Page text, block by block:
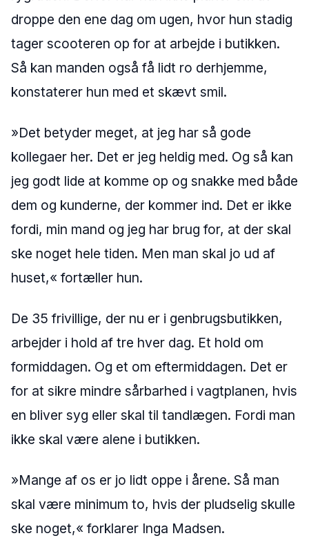
droppe den ene dag om ugen, hvor hun stadig
tager scooteren op for at arbejde i butikken.
Så kan manden også få lidt ro derhjemme,
konstaterer hun med et skævt smil.
»Det betyder meget, at jeg har så gode
kollegaer her. Det er jeg heldig med. Og så kan
jeg godt lide at komme op og snakke med både
dem og kunderne, der kommer ind. Det er ikke
fordi, min mand og jeg har brug for, at der skal
ske noget hele tiden. Men man skal jo ud af
huset,« fortæller hun.
De 35 frivillige, der nu er i genbrugsbutikken,
arbejder i hold af tre hver dag. Et hold om
formiddagen. Og et om eftermiddagen. Det er
for at sikre mindre sårbarhed i vagtplanen, hvis
en bliver syg eller skal til tandlægen. Fordi man
ikke skal være alene i butikken.
»Mange af os er jo lidt oppe i årene. Så man
skal være minimum to, hvis der pludselig skulle
ske noget,« forklarer Inga Madsen.